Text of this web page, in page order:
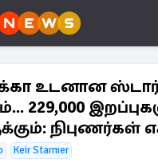
உடனான
229,000
நிபுணர்கள்
Keir Starmer